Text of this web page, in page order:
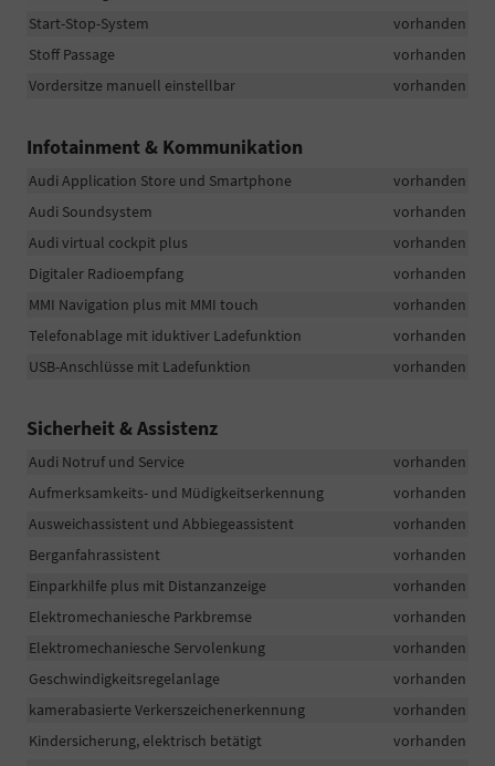
Start-Stop-System
vorhanden
Stoff Passage
vorhanden
Vordersitze manuell einstellbar
vorhanden
Infotainment & Kommunikation
Audi Application Store und Smartphone
vorhanden
Audi Soundsystem
vorhanden
Audi virtual cockpit plus
vorhanden
Digitaler Radioempfang
vorhanden
MMI Navigation plus mit MMI touch
vorhanden
Telefonablage mit iduktiver Ladefunktion
vorhanden
USB-Anschlüsse mit Ladefunktion
vorhanden
Sicherheit & Assistenz
Audi Notruf und Service
vorhanden
Aufmerksamkeits- und Müdigkeitserkennung
vorhanden
Ausweichassistent und Abbiegeassistent
vorhanden
Berganfahrassistent
vorhanden
Einparkhilfe plus mit Distanzanzeige
vorhanden
Elektromechaniesche Parkbremse
vorhanden
Elektromechaniesche Servolenkung
vorhanden
Geschwindigkeitsregelanlage
vorhanden
kamerabasierte Verkerszeichenerkennung
vorhanden
Kindersicherung, elektrisch betätigt
vorhanden